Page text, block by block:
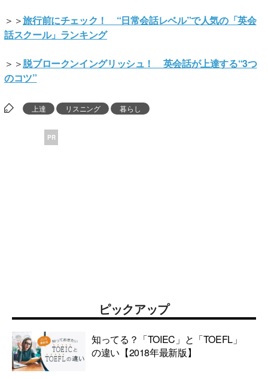
＞＞旅行前にチェック！ “日常会話レベル”で人気の「英会
話スクール」ランキング
＞＞脱ブロークンイングリッシュ！ 英会話が上達する“3つ
のコツ”
上達 リスニング 暮らし
PR
ピックアップ
知ってる？「TOIEC」と「TOEFL」
の違い【2018年最新版】